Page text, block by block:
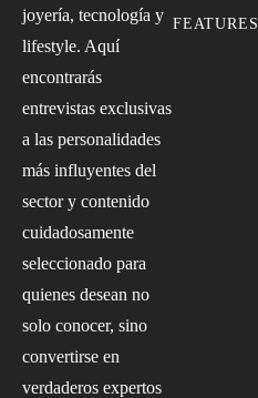
joyería, tecnología y
lifestyle. Aquí
encontrarás
entrevistas exclusivas
a las personalidades
más influyentes del
sector y contenido
cuidadosamente
seleccionado para
quienes desean no
solo conocer, sino
convertirse en
verdaderos expertos
FEATURES